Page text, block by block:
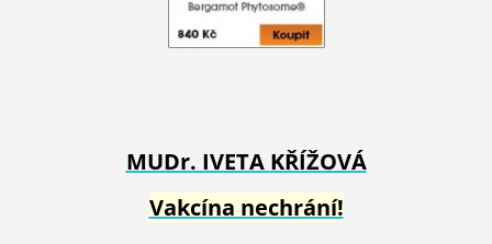
MUDr. IVETA KŘÍŽOVÁ
Vakcína nechrání!